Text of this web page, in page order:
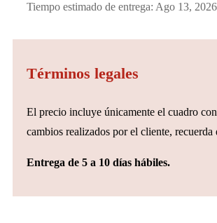
Tiempo estimado de entrega: Ago 13,
Términos legales
El precio incluye únicamente el cuadro
cambios realizados por el cliente,
Entrega de 5 a 10 días hábiles.